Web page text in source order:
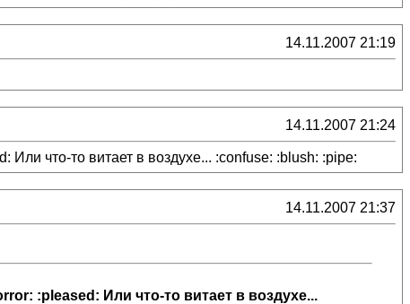
14.11.2007 21:19
14.11.2007 21:24
что-то витает в воздухе... :confuse: :blush: :pipe:
14.11.2007 21:37
:pleased: Или что-то витает в воздухе...